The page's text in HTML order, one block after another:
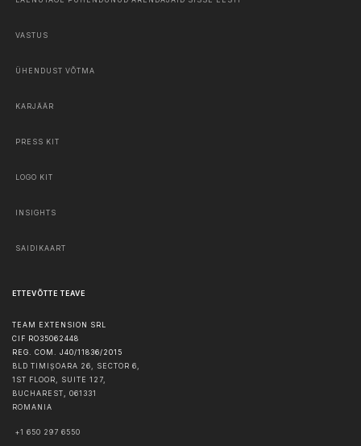
VASTUS
ÜHENDUST VÕTMA
KARJÄÄR
PRESS KIT
LOGO KIT
INSIGHTS
SAIDIKAART
ETTEVÕTTE TEAVE
TEAM EXTENSION SRL
CIF RO35062448
REG. COM. J40/11836/2015
BLD TIMIȘOARA 26, SECTOR 6,
1ST FLOOR, SUITE 127,
BUCHAREST, 061331
ROMANIA
+1 650 297 6550